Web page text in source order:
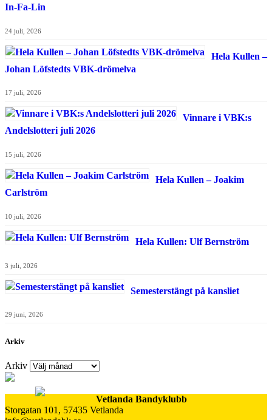
In-Fa-Lin
24 juli, 2026
Hela Kullen –
Johan Löfstedts VBK-drömelva
17 juli, 2026
Vinnare i VBK:s
Andelslotteri juli 2026
15 juli, 2026
Hela Kullen – Joakim
Carlström
10 juli, 2026
Hela Kullen: Ulf Bernström
3 juli, 2026
Semesterstängt på kansliet
29 juni, 2026
Arkiv
Arkiv
Vetlanda Bandyklubb
Storgatan 101, 57435 Vetlanda